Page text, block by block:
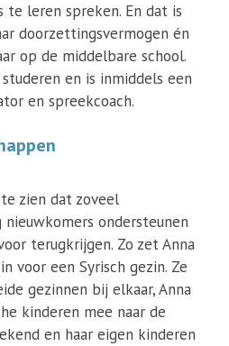
te leren spreken. En dat is
doorzettingsvermogen én
op de middelbare school.
en is inmiddels een
en spreekcoach.
zien dat zoveel
ondersteunen
terugkrijgen. Zo zet Anna
voor een Syrisch gezin. Ze
gezinnen bij elkaar, Anna
kinderen mee naar de
en haar eigen kinderen